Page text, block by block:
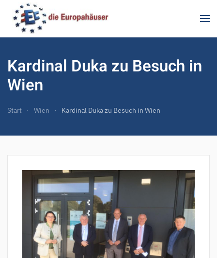
Zum Hauptinhalt springen
Kardinal Duka zu Besuch in
Wien
Start Wien Kardinal Duka zu Besuch in Wien